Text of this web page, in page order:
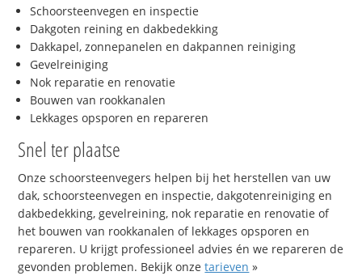
Schoorsteenvegen en inspectie
Dakgoten reining en dakbedekking
Dakkapel, zonnepanelen en dakpannen reiniging
Gevelreiniging
Nok reparatie en renovatie
Bouwen van rookkanalen
Lekkages opsporen en repareren
Snel ter plaatse
Onze schoorsteenvegers helpen bij het herstellen van uw
dak, schoorsteenvegen en inspectie, dakgotenreiniging en
dakbedekking, gevelreining, nok reparatie en renovatie of
het bouwen van rookkanalen of lekkages opsporen en
repareren. U krijgt professioneel advies én we repareren de
gevonden problemen. Bekijk onzetarieven »